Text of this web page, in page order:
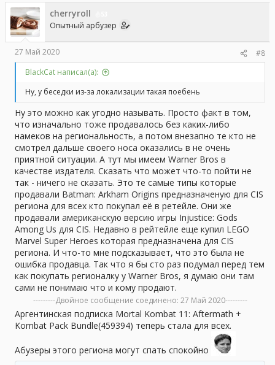
cherryroll
Опытный арбузер
27 Май 2020
#8
BlackCat написал(а):
Ну, у беседки из-за локализации такая поебень
Ну это можно как угодно называть. Просто факт в том,
что изначально тоже продавалось без каких-либо
намеков на региональность, а потом внезапно те кто не
смотрел дальше своего носа оказались в не очень
приятной ситуации. А тут мы имеем Warner Bros в
качестве издателя. Сказать что может что-то пойти не
так - ничего не сказать. Это те самые типы которые
продавали Batman: Arkham Origins предназначеную для CIS
региона для всех кто покупал её в ретейле. Они же
продавали американскую версию игры Injustice: Gods
Among Us для CIS. Недавно в рейтейле еще купил LEGO
Marvel Super Heroes которая предназначена для CIS
региона. И что-то мне подсказывает, что это была не
ошибка продавца. Так что я бы сто раз подумал перед тем
как покупать регионалку у Warner Bros, я думаю они там
сами не понимаю что и кому продают.
---------Двойное сообщение соединено: 27 Май 2020---------
Аргентинская подписка Mortal Kombat 11: Aftermath +
Kombat Pack Bundle(459394) теперь стала для всех.
Абузеры этого региона могут спать спокойно